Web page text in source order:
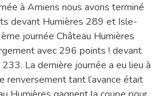
à Amiens nous avons terminé
devant Humières 289 et Isle-
journée Château Humières
avec 296 points ! devant
La dernière journée a eu lieu à
renversement tant l’avance était